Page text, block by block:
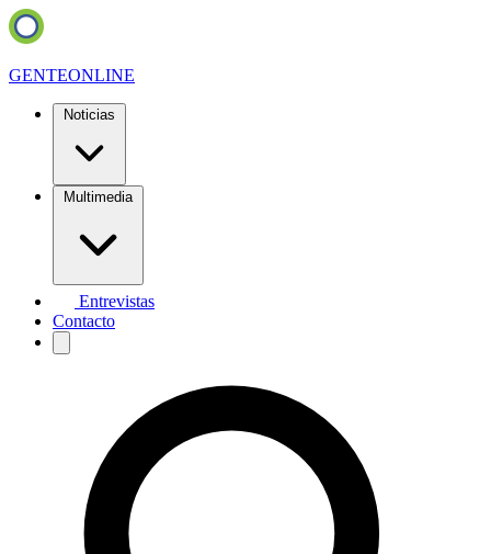
GENTEONLINE
Noticias
Multimedia
Entrevistas
Contacto